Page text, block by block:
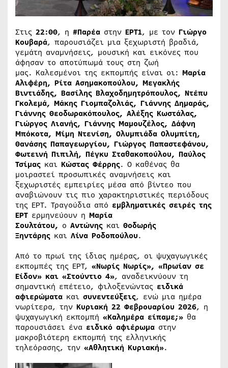
Στις 22:00, η #Παρέα στην ΕΡΤ1, με τον Γιώργο
Κουβαρά, παρουσιάζει μια ξεχωριστή βραδιά,
γεμάτη αναμνήσεις, μουσική και εικόνες που
άφησαν το αποτύπωμά τους στη ζωή
μας. Καλεσμένοι της εκπομπής είναι οι: Μαρία
Αλιφέρη, Ρίτα Ασημακοπούλου, Μεγακλής
Βιντιάδης, Βασίλης Βλαχοδημητρόπουλος, Ντέπυ
Γκολεμά, Μάκης Γιομπαζολιάς, Γιάννης Δημαράς,
Γιάννης Θεοδωρακόπουλος, Αλέξης Κωστάλας,
Γιώργος Λιανής, Γιάννης Μαμουζέλος, Δάφνη
Μπόκοτα, Μίμη Ντενίση, Ολυμπιάδα Ολυμπίτη,
Θανάσης Παπαγεωργίου, Γιώργος Παπαστεφάνου,
Φωτεινή Πιπιλή, Πέγκυ Σταθακοπούλου, Παύλος
Τσίμας και Κώστας Φέρρης. Ο καθένας θα
μοιραστεί προσωπικές αναμνήσεις και
ξεχωριστές εμπειρίες μέσα από βίντεο που
αναβιώνουν τις πιο χαρακτηριστικές περιόδους
της ΕΡΤ. Τραγούδια από εμβληματικές σειρές της
ΕΡΤ ερμηνεύουν η Μαρία
Σουλτάτου, ο Αντώνης και Θοδωρής
Ξηντάρης και Λίνα Ροδοπούλου.
Από το πρωί της ίδιας ημέρας, οι ψυχαγωγικές
εκπομπές της ΕΡΤ, «Νωρίς Νωρίς», «Πρωίαν σε
Είδον» και «Στούντιο 4», αναδεικνύουν τη
σημαντική επέτειο, φιλοξενώντας ειδικά
αφιερώματα και συνεντεύξεις, ενώ μια ημέρα
νωρίτερα, την Κυριακή 22 Φεβρουαρίου 2026, η
ψυχαγωγική εκπομπή «Καλημέρα είπαμε;» θα
παρουσιάσει ένα ειδικό αφιέρωμα στην
μακροβιότερη εκπομπή της ελληνικής
τηλεόρασης, την «Αθλητική Κυριακή».